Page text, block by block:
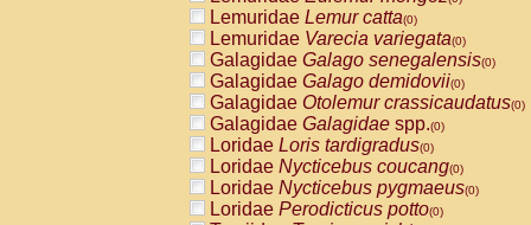
(0)
AtelidaeAlouatta fusca(0)
AtelidaeAlouatta seniculus(0)
AtelidaeAlouattaspp.(0)
AtelidaeAteles belzebuth(0)
AtelidaeAteles geoffroyi(0)
AtelidaeAteles paniscus(0)
AtelidaeAtelesspp.(0)
AtelidaeLagothrix lagothricha(0)
AtelidaeLagothrix lagothricha cana
PitheciidaeCacajao calvus
Lemuridae Lemur catta(0)
Lemuridae Varecia variegata(0)
Galagidae Galago senegalensis(0)
Galagidae Galago demidovii(0)
Galagidae Otolemur crassicaudatus(0)
Galagidae Galagidae spp.(0)
Loridae Loris tardigradus(0)
Loridae Nycticebus coucang(0)
Loridae Nycticebus pygmaeus(0)
Loridae Perodicticus potto(0)